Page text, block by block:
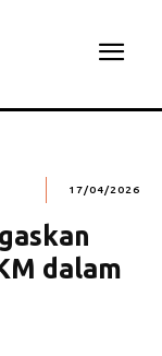
17/04/2026
dalam